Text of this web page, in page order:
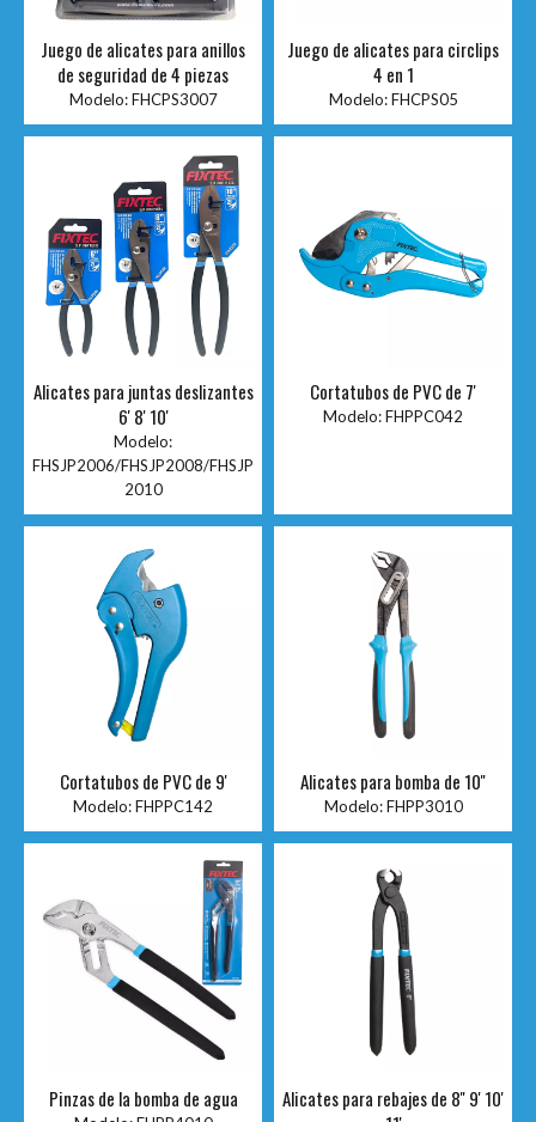
Juego de alicates para anillos
de seguridad de 4 piezas
Modelo: FHCPS3007
Juego de alicates para circlips
4 en 1
Modelo: FHCPS05
Alicates para juntas deslizantes
6' 8' 10'
Modelo:
FHSJP2006/FHSJP2008/FHSJP
2010
Cortatubos de PVC de 7'
Modelo:FHPPC042
Cortatubos de PVC de 9'
Modelo:FHPPC142
Alicates para bomba de 10''
Modelo: FHPP3010
Pinzas de la bomba de agua
Alicates para rebajes de 8'' 9' 10'